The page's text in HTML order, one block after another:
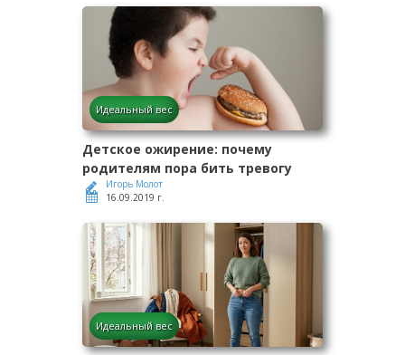
Идеальный вес
Детское ожирение: почему
родителям пора бить тревогу
Игорь Молот
16.09.2019 г.
Идеальный вес